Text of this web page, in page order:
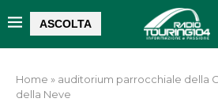
ASCOLTA
Home » auditorium parrocchiale della
della Neve